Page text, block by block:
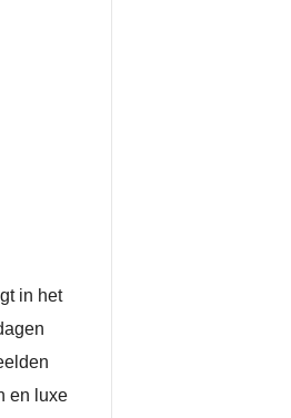
in het
en luxe